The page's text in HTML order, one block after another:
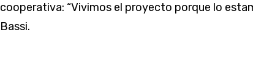
cooperativa: “Vivimos el proyecto porque lo
Bassi.